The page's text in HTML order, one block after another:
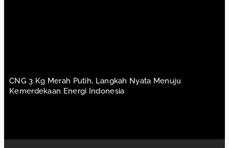
CNG 3 Kg Merah Putih, Langkah Nyata Menuju
Kemerdekaan Energi Indonesia